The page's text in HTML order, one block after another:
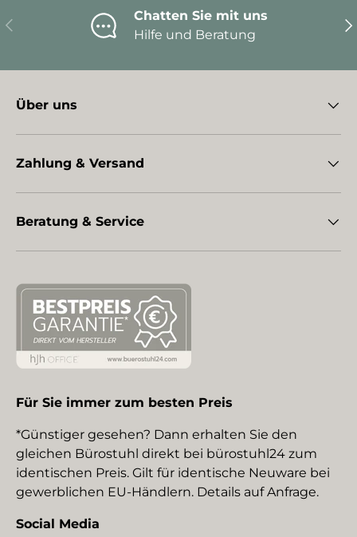
Vorherige
Chatten Sie mit uns
Hilfe und Beratung
Über uns
Zahlung & Versand
Beratung & Service
Für Sie immer zum besten Preis
*Günstiger gesehen? Dann erhalten Sie den
gleichen Bürostuhl direkt bei bürostuhl24 zum
identischen Preis. Gilt für identische Neuware bei
gewerblichen EU-Händlern. Details auf Anfrage.
Social Media